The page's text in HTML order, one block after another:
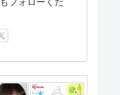
フォローくだ